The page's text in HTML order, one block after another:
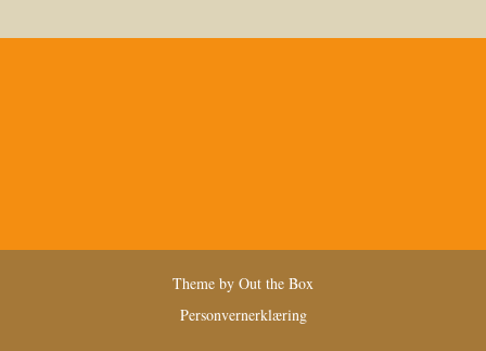
Theme by Out the Box
Personvernerklæring